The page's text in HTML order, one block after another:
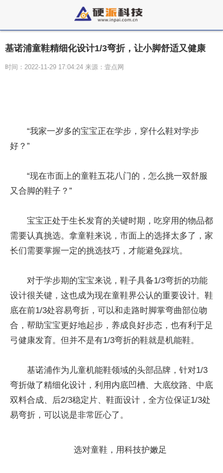
基诺浦童鞋精细化设计1/3弯折，让小脚舒适又健康
时间：2022-11-29 17:04:24 来源：壹点网
“我家一岁多的宝宝正在学步，穿什么鞋对学步
好？”
“现在市面上的童鞋五花八门的，怎么挑一双舒服
又合脚的鞋子？”
宝宝正处于生长发育的关键时期，吃穿用的物品都
需要认真挑选。拿童鞋来说，市面上的选择太多了，家
长们需要掌握一定的挑选技巧，才能避免踩坑。
对于学步期的宝宝来说，鞋子具备1/3弯折的功能
设计很关键，这也成为现在童鞋界公认的重要设计。鞋
底在前1/3处容易弯折，可以和走路时脚掌弯曲部位吻
合，帮助宝宝更好地起步，养成良好步态，也有利于足
弓健康发育。但并不是有1/3弯折的鞋就是机能鞋。
基诺浦作为儿童机能鞋领域的头部品牌，针对1/3
弯折做了精细化设计，利用内底凹槽、大底纹路、中底
双料合成、后2/3稳定片、鞋面设计，全方位保证1/3处
易弯折，可以说是非常匠心了。
选对童鞋，用科技护嫩足